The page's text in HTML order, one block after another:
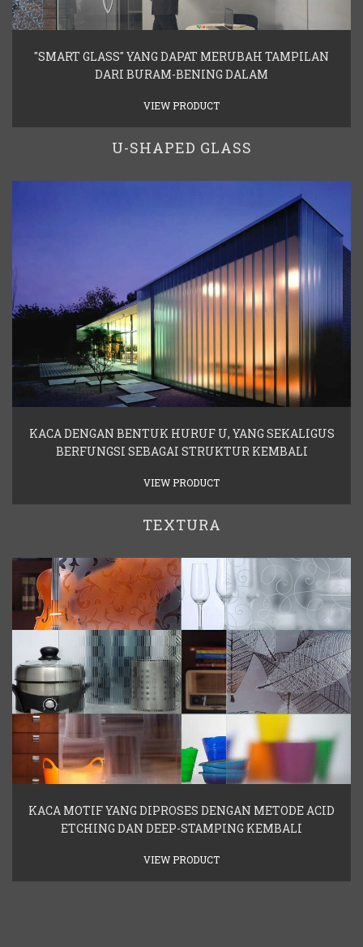
"SMART GLASS" YANG DAPAT MERUBAH TAMPILAN
DARI BURAM-BENING DALAM
VIEW PRODUCT
U-SHAPED GLASS
KACA DENGAN BENTUK HURUF U, YANG SEKALIGUS
BERFUNGSI SEBAGAI STRUKTUR KEMBALI
VIEW PRODUCT
TEXTURA
KACA MOTIF YANG DIPROSES DENGAN METODE ACID
ETCHING DAN DEEP-STAMPING KEMBALI
VIEW PRODUCT